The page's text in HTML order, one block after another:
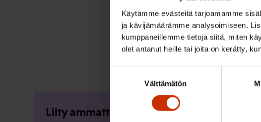
Käytämme evästeitä tarjoamamme
ja kävijämäärämme analysoimiseen.
kumppaneillemme tietoja siitä, miten
olet antanut heille tai joita on kerätty,
Välttämätön
Liity ammattiliittoon